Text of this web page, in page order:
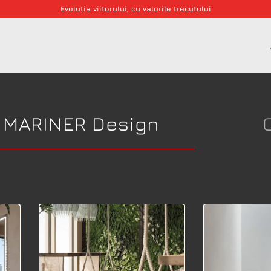
Evoluția viitorului, cu valorile trecutului
Design